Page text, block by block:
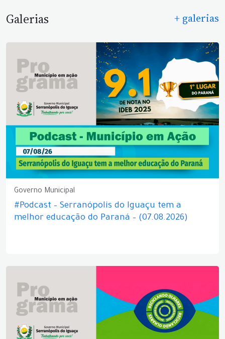
Galerias + galerias
Governo Municipal
#Podcast – Serranópolis do Iguaçu tem a
melhor educação do Paraná – (07.08.2026)